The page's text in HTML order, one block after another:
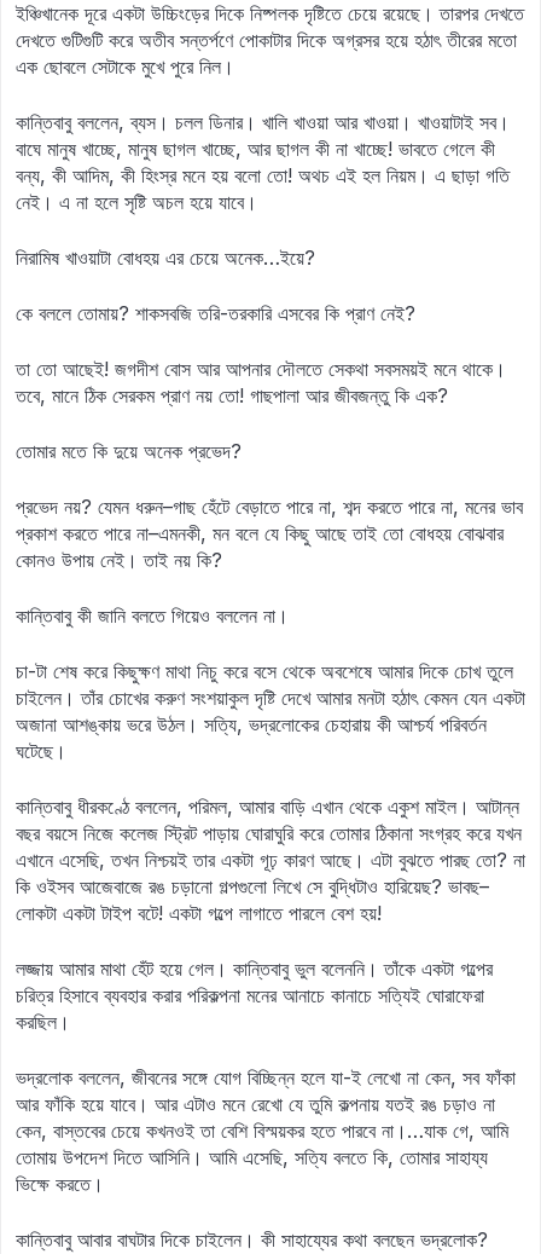
ইঞ্চিখানেক দূরে একটা উচ্চিংড়ের দিকে নিষ্পলক দৃষ্টিতে চেয়ে রয়েছে। তারপর দেখতে
দেখতে গুটিগুটি করে অতীব সন্তর্পণে পোকাটার দিকে অগ্রসর হয়ে হঠাৎ তীরের মতো
এক ছোবলে সেটাকে মুখে পুরে নিল।
কান্তিবাবু বললেন, ব্যস। চলল ডিনার। খালি খাওয়া আর খাওয়া। খাওয়াটাই সব।
বাঘে মানুষ খাচ্ছে, মানুষ ছাগল খাচ্ছে, আর ছাগল কী না খাচ্ছে! ভাবতে গেলে কী
বন্য, কী আদিম, কী হিংস্র মনে হয় বলো তো! অথচ এই হল নিয়ম। এ ছাড়া গতি
নেই। এ না হলে সৃষ্টি অচল হয়ে যাবে।
নিরামিষ খাওয়াটা বোধহয় এর চেয়ে অনেক…ইয়ে?
কে বললে তোমায়? শাকসবজি তরি-তরকারি এসবের কি প্রাণ নেই?
তা তো আছেই! জগদীশ বোস আর আপনার দৌলতে সেকথা সবসময়ই মনে থাকে।
তবে, মানে ঠিক সেরকম প্রাণ নয় তো! গাছপালা আর জীবজন্তু কি এক?
তোমার মতে কি দুয়ে অনেক প্রভেদ?
প্রভেদ নয়? যেমন ধরুন–গাছ হেঁটে বেড়াতে পারে না, শব্দ করতে পারে না, মনের ভাব
প্রকাশ করতে পারে না–এমনকী, মন বলে যে কিছু আছে তাই তো বোধহয় বোঝবার
কোনও উপায় নেই। তাই নয় কি?
কান্তিবাবু কী জানি বলতে গিয়েও বললেন না।
চা-টা শেষ করে কিছুক্ষণ মাথা নিচু করে বসে থেকে অবশেষে আমার দিকে চোখ তুলে
চাইলেন। তাঁর চোখের করুণ সংশয়াকুল দৃষ্টি দেখে আমার মনটা হঠাৎ কেমন যেন একটা
অজানা আশঙ্কায় ভরে উঠল। সত্যি, ভদ্রলোকের চেহারায় কী আশ্চর্য পরিবর্তন
ঘটেছে।
কান্তিবাবু ধীরকণ্ঠে বললেন, পরিমল, আমার বাড়ি এখান থেকে একুশ মাইল। আটান্ন
বছর বয়সে নিজে কলেজ স্ট্রিট পাড়ায় ঘোরাঘুরি করে তোমার ঠিকানা সংগ্রহ করে যখন
এখানে এসেছি, তখন নিশ্চয়ই তার একটা গূঢ় কারণ আছে। এটা বুঝতে পারছ তো? না
কি ওইসব আজেবাজে রঙ চড়ানো গল্পগুলো লিখে সে বুদ্ধিটাও হারিয়েছ? ভাবছ–
লোকটা একটা টাইপ বটে! একটা গল্পে লাগাতে পারলে বেশ হয়!
লজ্জায় আমার মাথা হেঁট হয়ে গেল। কান্তিবাবু ভুল বলেননি। তাঁকে একটা গল্পের
চরিত্র হিসাবে ব্যবহার করার পরিকল্পনা মনের আনাচে কানাচে সত্যিই ঘোরাফেরা
করছিল।
ভদ্রলোক বললেন, জীবনের সঙ্গে যোগ বিচ্ছিন্ন হলে যা-ই লেখো না কেন, সব ফাঁকা
আর ফাঁকি হয়ে যাবে। আর এটাও মনে রেখো যে তুমি কল্পনায় যতই রঙ চড়াও না
কেন, বাস্তবের চেয়ে কখনওই তা বেশি বিস্ময়কর হতে পারবে না।…যাক গে, আমি
তোমায় উপদেশ দিতে আসিনি। আমি এসেছি, সত্যি বলতে কি, তোমার সাহায্য
ভিক্ষে করতে।
কান্তিবাবু আবার বাঘটার দিকে চাইলেন। কী সাহায্যের কথা বলছেন ভদ্রলোক?